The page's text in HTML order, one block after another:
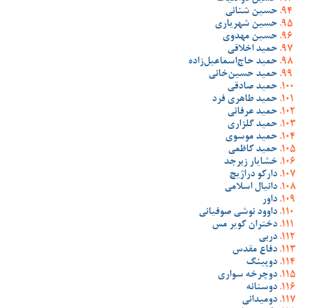
حسین شنانی
حسین شهریاری
حسین مهدوی
حمید اخلاقی
حمید حاج‌اسماعیل‌زاده
حمید حسین‌خانی
حمید صادقی
حمید طاهری فرد
حمید عرفانی
حمید گلزاری
حمید موسوی
حمید کاظمی
خشایار زبرجد
دارکو دراژیچ
دانیال اسلامی
داور
داوود نوشی صوفیانی
دختران کویر مس
دربی
دفاع مقدس
دوپینگ
دوچرخه سواری
دوستانه
دومیدانی